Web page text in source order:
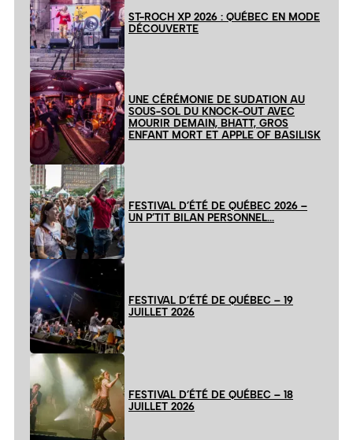
ST-ROCH XP 2026 : QUÉBEC EN MODE
DÉCOUVERTE
UNE CÉRÉMONIE DE SUDATION AU
SOUS-SOL DU KNOCK-OUT AVEC
MOURIR DEMAIN, BHATT, GROS
ENFANT MORT ET APPLE OF BASILISK
FESTIVAL D’ÉTÉ DE QUÉBEC 2026 –
UN P’TIT BILAN PERSONNEL…
FESTIVAL D’ÉTÉ DE QUÉBEC – 19
JUILLET 2026
FESTIVAL D’ÉTÉ DE QUÉBEC – 18
JUILLET 2026